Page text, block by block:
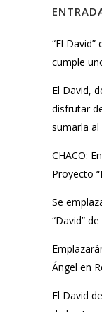
“El
cumple
El David,
disfrutar
sumarla
CHACO:
Proyecto
Se
“David”
Ángel en
El David